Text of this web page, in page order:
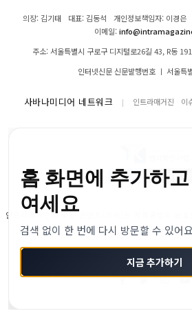
의장: 김기태 대표: 김동석 개인정보책임자: 이경은
이메일:
주소: 서울특별시 구로구 디지털로26길 43, R동
인터넷신문 신문발행번호 ㅣ 서울특
사바나미디어 네트워크 인트라매거진 이
인트라매거진의 모든 콘텐츠(기사)는 저작권법의 보
등을 금합니다.
© 2024–2026 인트라매거진. All
홈 화면에 추가하
여세요
검색 없이 한 번에 다시 방문할 수 있어
지금 추가하기